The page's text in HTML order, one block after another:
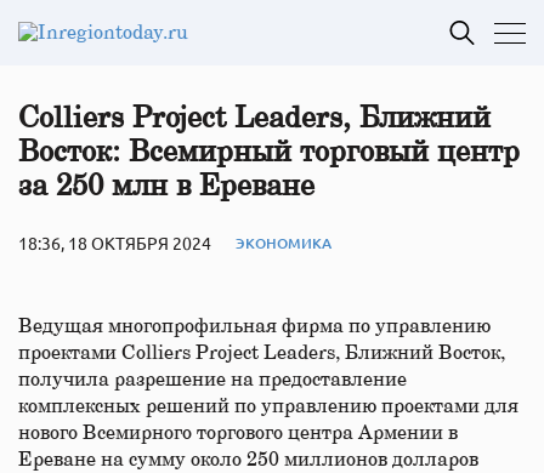
Colliers Project Leaders, Ближний
Восток: Всемирный торговый центр
за 250 млн в Ереване
18:36, 18 ОКТЯБРЯ 2024 ЭКОНОМИКА
Ведущая многопрофильная фирма по управлению
проектами Colliers Project Leaders, Ближний Восток,
получила разрешение на предоставление
комплексных решений по управлению проектами для
нового Всемирного торгового центра Армении в
Ереване на сумму около 250 миллионов долларов